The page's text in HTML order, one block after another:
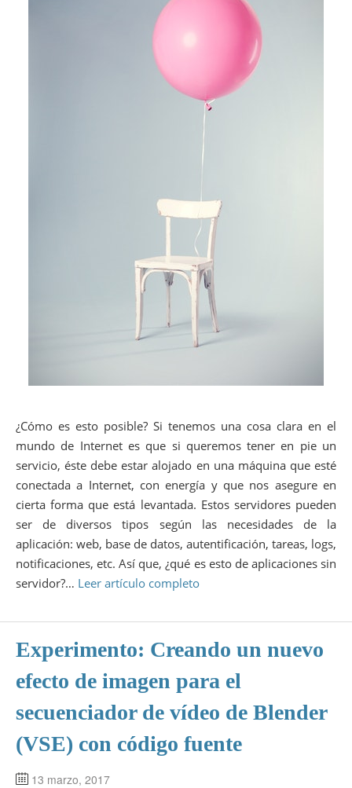
¿Cómo es esto posible? Si tenemos una cosa clara en el
mundo de Internet es que si queremos tener en pie un
servicio, éste debe estar alojado en una máquina que esté
conectada a Internet, con energía y que nos asegure en
cierta forma que está levantada. Estos servidores pueden
ser de diversos tipos según las necesidades de la
aplicación: web, base de datos, autentificación, tareas, logs,
notificaciones, etc. Así que, ¿qué es esto de aplicaciones sin
servidor?… Leer artículo completo
Experimento: Creando un nuevo
efecto de imagen para el
secuenciador de vídeo de Blender
(VSE) con código fuente
13 marzo, 2017